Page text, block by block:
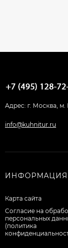
Адрес: г. Москва,
info@kuhnitur.ru
ИНФОРМАЦИЯ
Карта сайта
Согласие на
персональных
(политика